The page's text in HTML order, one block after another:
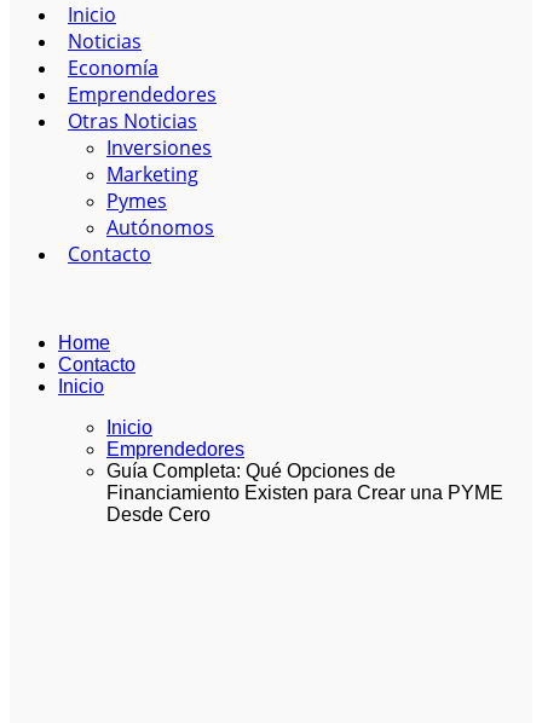
Inicio
Noticias
Economía
Emprendedores
Otras Noticias
Inversiones
Marketing
Pymes
Autónomos
Contacto
Home
Contacto
Inicio
Inicio
Emprendedores
Guía Completa: Qué Opciones de
Financiamiento Existen para Crear una PYME
Desde Cero